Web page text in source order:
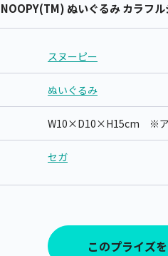
ぬいぐるみ カラフ
スヌーピー
ぬいぐるみ
W10×D10×H15cm ※アソ
セガ
このプライズ